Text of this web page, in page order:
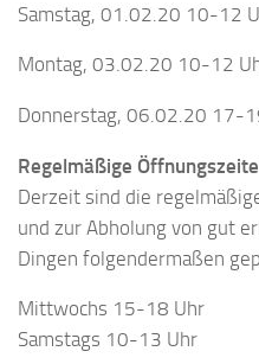
Samstag, 01.02.20 10-12
Montag, 03.02.20 10-12
Donnerstag, 06.02.20 17-
Regelmäßige
Derzeit sind die
und zur Abholung von gut
Dingen folgendermaßen
Mittwochs 15-18 Uhr
Samstags 10-13 Uhr